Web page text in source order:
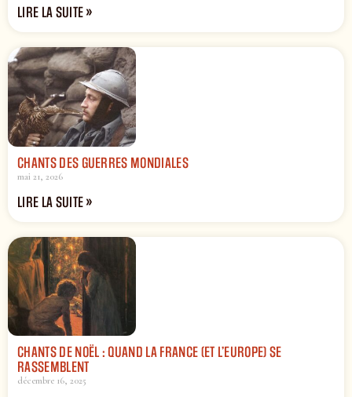
LIRE LA SUITE »
CHANTS DES GUERRES MONDIALES
mai 21, 2026
LIRE LA SUITE »
CHANTS DE NOËL : QUAND LA FRANCE (ET L’EUROPE) SE
RASSEMBLENT
décembre 16, 2025